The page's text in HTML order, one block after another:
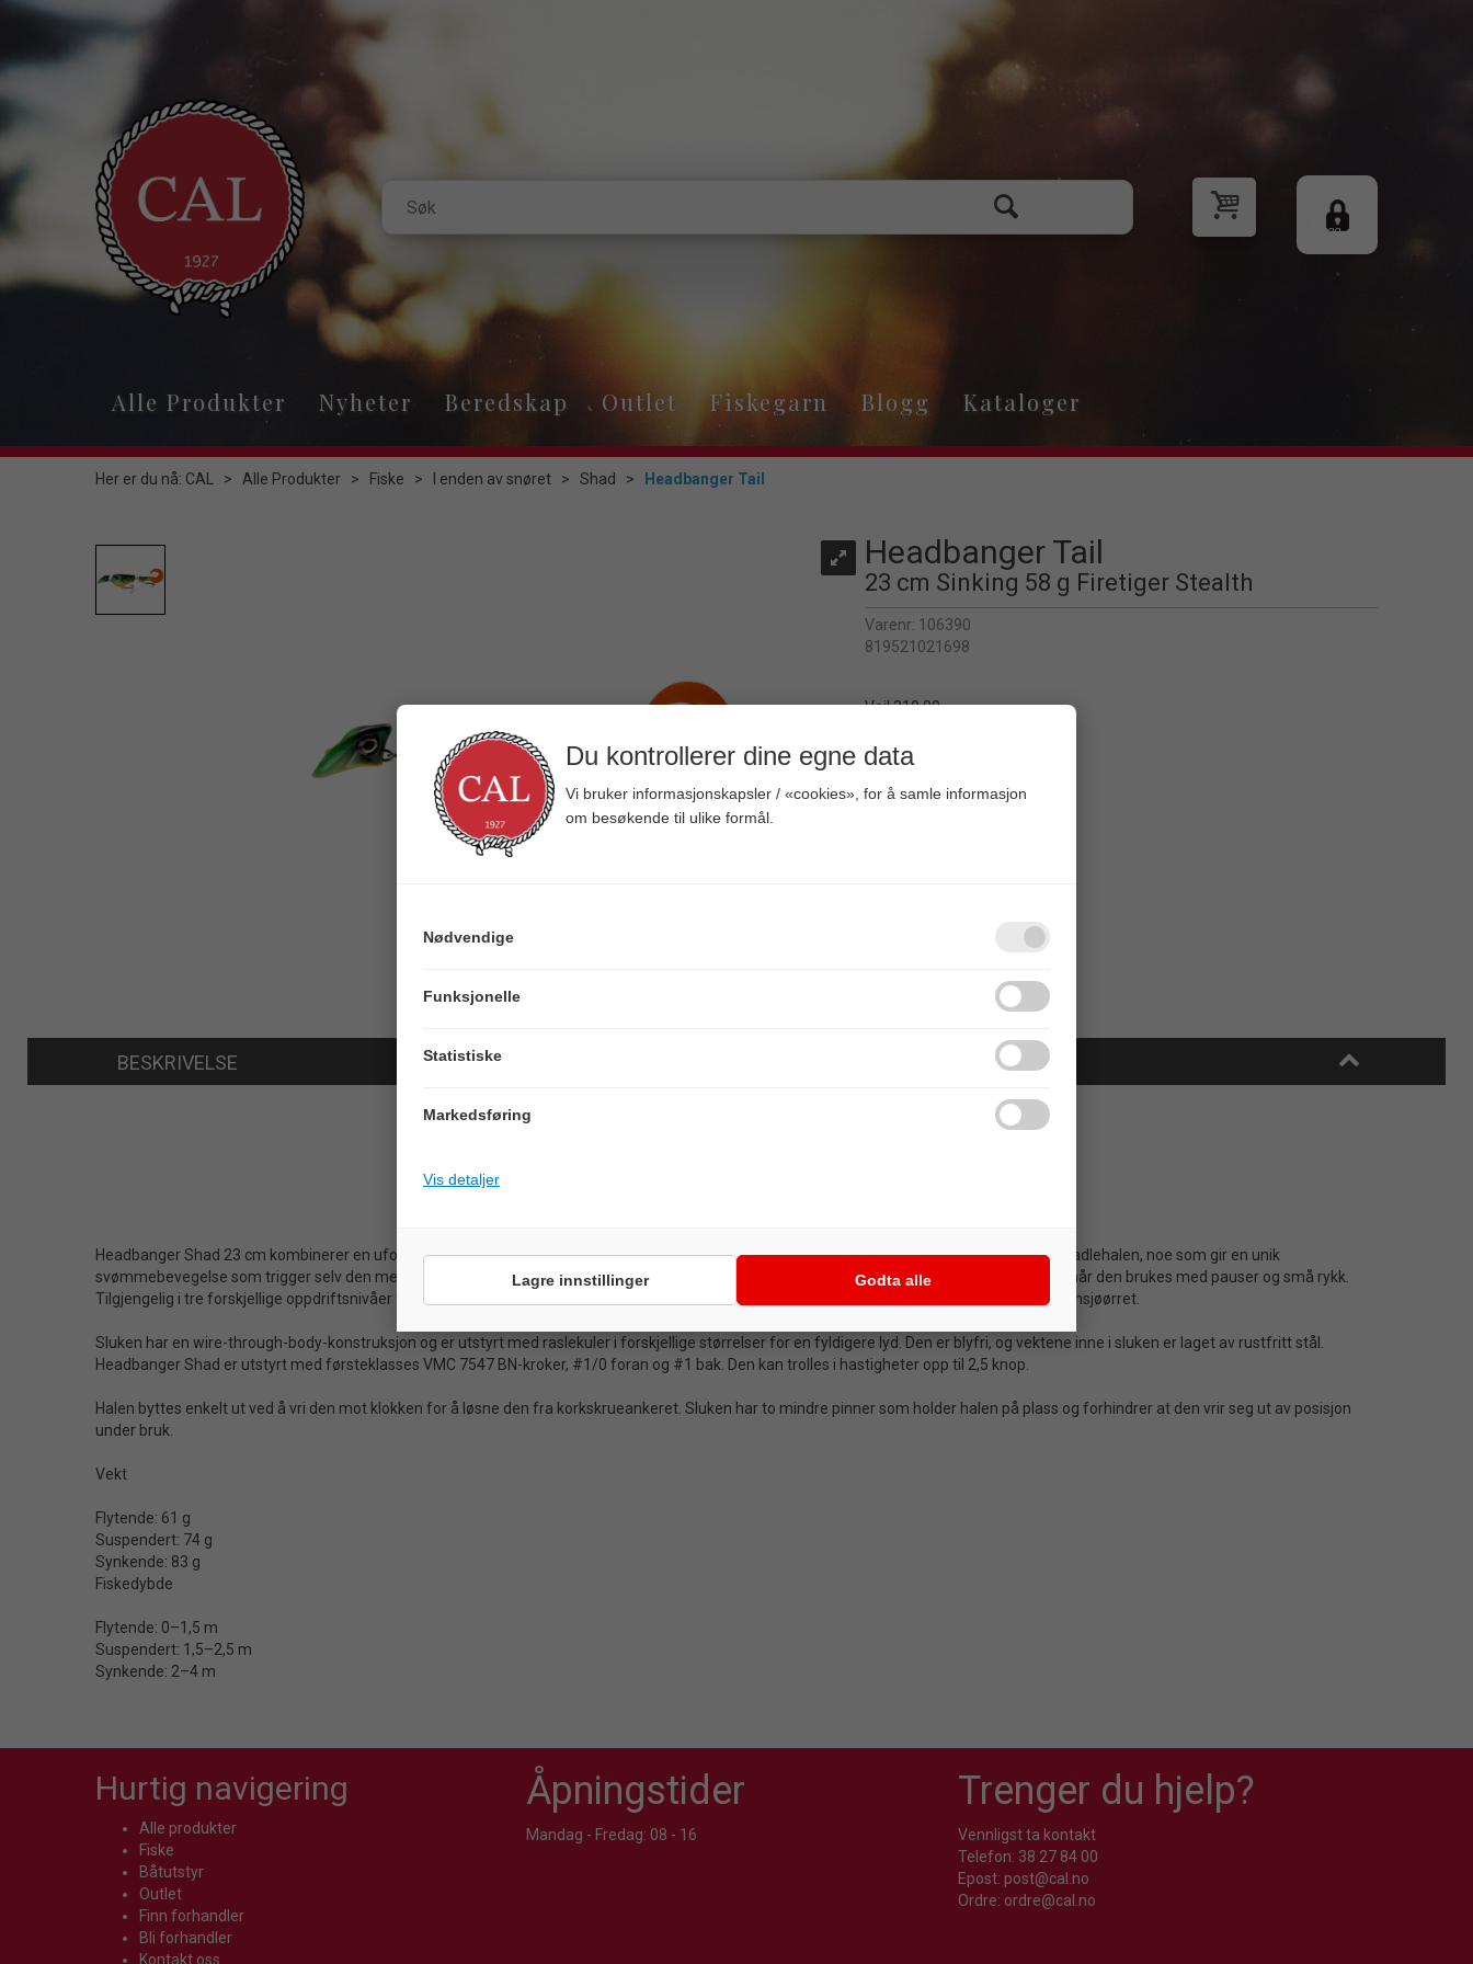
Logg
Alle Produkter Nyheter Beredskap Outlet Fiskegarn Blogg Kataloger
Her er du nå: CAL > Alle Produkter > Fiske > I enden av snøret > Shad > Headbanger Tail
Headbanger Tail
23 cm Sinking 58 g Firetiger Stealth
Varenr: 106390
819521021698
Veil.319,00
BESKRIVELSE
Headbanger Shad 23 cm kombinerer en uforutsigbar og unnvikende bevegelse med de uimotståelige egenskapene til den faste, utskiftbare padlehalen, noe som gir en unik
svømmebevegelse som trigger selv den mest sløve fisken til å hugge. Sluken fungerer godt med en enkel, rett innsveiving, men utmerker seg når den brukes med pauser og små rykk.
Tilgjengelig i tre forskjellige oppdriftsnivåer for ulike dybder og fiskestiler, brukes den typisk til å fiske etter gjedde, muskellunge, stor gjørs og innsjøørret.
Sluken har en wire-through-body-konstruksjon og er utstyrt med raslekuler i forskjellige størrelser for en fyldigere lyd. Den er blyfri, og vektene inne i sluken er laget av rustfritt stål.
Headbanger Shad er utstyrt med førsteklasses VMC 7547 BN-kroker, #1/0 foran og #1 bak. Den kan trolles i hastigheter opp til 2,5 knop.
Halen byttes enkelt ut ved å vri den mot klokken for å løsne den fra korkskrueankeret. Sluken har to mindre pinner som holder halen på plass og forhindrer at den vrir seg ut av posisjon
under bruk.
Vekt
Flytende: 61 g
Suspendert: 74 g
Synkende: 83 g
Fiskedybde
Flytende: 0–1,5 m
Suspendert: 1,5–2,5 m
Synkende: 2–4 m
Hurtig navigering
Alle produkter
Fiske
Båtutstyr
Outlet
Finn forhandler
Bli forhandler
Kontakt oss
Åpningstider
Mandag - Fredag: 08 - 16
Trenger du hjelp?
Vennligst ta kontakt
Telefon: 38 27 84 00
Epost: post@cal.no
Ordre: ordre@cal.no
Du kontrollerer dine egne data
Vi bruker informasjonskapsler / «cookies», for å samle informasjon
om besøkende til ulike formål.
Nødvendige
Funksjonelle
Statistiske
Markedsføring
Vis detaljer
Lagre innstillinger Godta alle